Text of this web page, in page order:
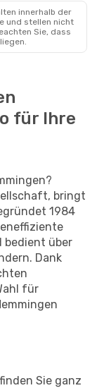
innerhalb der
und stellen nicht
Sie, dass
für Ihre
bringt
1984
bedient über
Dank
für
Sie ganz